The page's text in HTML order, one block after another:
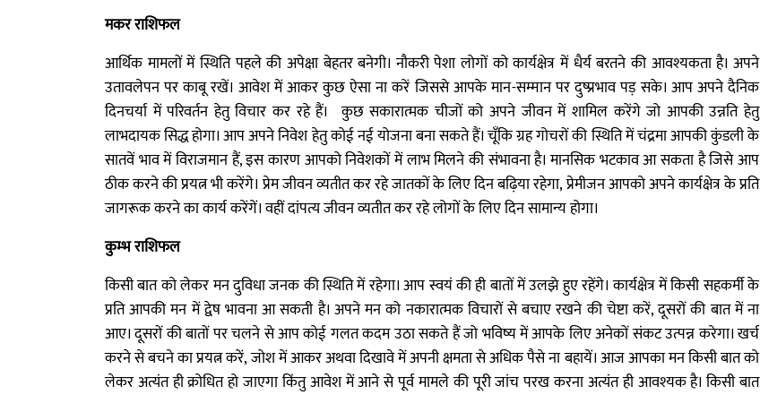
मकर राशिफल
आर्थिक मामलों में स्थिति पहले की अपेक्षा बेहतर बनेगी। नौकरी पेशा लोगों को कार्यक्षेत्र में धैर्य बरतने की आवश्यकता है। अपने
उतावलेपन पर काबू रखें। आवेश में आकर कुछ ऐसा ना करें जिससे आपके मान-सम्मान पर दुष्प्रभाव पड़ सके। आप अपने दैनिक
दिनचर्या में परिवर्तन हेतु विचार कर रहे हैं। कुछ सकारात्मक चीजों को अपने जीवन में शामिल करेंगे जो आपकी उन्नति हेतु
लाभदायक सिद्ध होगा। आप अपने निवेश हेतु कोई नई योजना बना सकते हैं। चूँकि ग्रह गोचरों की स्थिति में चंद्रमा आपकी कुंडली के
सातवें भाव में विराजमान हैं, इस कारण आपको निवेशकों में लाभ मिलने की संभावना है। मानसिक भटकाव आ सकता है जिसे आप
ठीक करने की प्रयत्न भी करेंगे। प्रेम जीवन व्यतीत कर रहे जातकों के लिए दिन बढ़िया रहेगा, प्रेमीजन आपको अपने कार्यक्षेत्र के प्रति
जागरूक करने का कार्य करेंगें। वहीं दांपत्य जीवन व्यतीत कर रहे लोगों के लिए दिन सामान्य होगा।
कुम्भ राशिफल
किसी बात को लेकर मन दुविधा जनक की स्थिति में रहेगा। आप स्वयं की ही बातों में उलझे हुए रहेंगे। कार्यक्षेत्र में किसी सहकर्मी के
प्रति आपकी मन में द्वेष भावना आ सकती है। अपने मन को नकारात्मक विचारों से बचाए रखने की चेष्टा करें, दूसरों की बात में ना
आए। दूसरों की बातों पर चलने से आप कोई गलत कदम उठा सकते हैं जो भविष्य में आपके लिए अनेकों संकट उत्पन्न करेगा। खर्च
करने से बचने का प्रयत्न करें, जोश में आकर अथवा दिखावे में अपनी क्षमता से अधिक पैसे ना बहायें। आज आपका मन किसी बात को
लेकर अत्यंत ही क्रोधित हो जाएगा किंतु आवेश में आने से पूर्व मामले की पूरी जांच परख करना अत्यंत ही आवश्यक है। किसी बात